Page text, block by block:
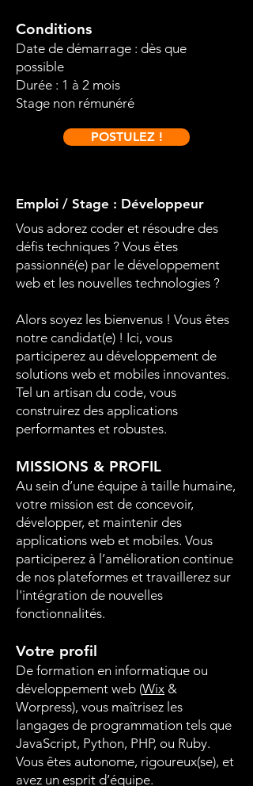
Conditions
Date de démarrage : dès que
possible
Durée : 1 à 2 mois
Stage non rémunéré
POSTULEZ !
Emploi / Stage : Développeur
Vous adorez coder et résoudre des
défis techniques ? Vous êtes
passionné(e) par le développement
web et les nouvelles technologies ?
Alors soyez les bienvenus ! Vous êtes
notre candidat(e) ! Ici, vous
participerez au développement de
solutions web et mobiles innovantes.
Tel un artisan du code, vous
construirez des applications
performantes et robustes.
MISSIONS & PROFIL
Au sein d’une équipe à taille humaine,
votre mission est de concevoir,
développer, et maintenir des
applications web et mobiles. Vous
participerez à l’amélioration continue
de nos plateformes et travaillerez sur
l'intégration de nouvelles
fonctionnalités.
Votre profil
De formation en informatique ou
développement web (Wix &
Worpress), vous maîtrisez les
langages de programmation tels que
JavaScript, Python, PHP, ou Ruby.
Vous êtes autonome, rigoureux(se), et
avez un esprit d’équipe.